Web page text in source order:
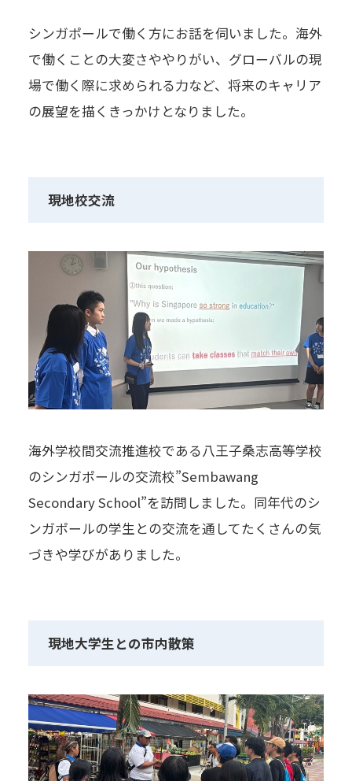
シンガポールで働く方にお話を伺いました。海外
で働くことの大変さややりがい、グローバルの現
場で働く際に求められる力など、将来のキャリア
の展望を描くきっかけとなりました。
現地校交流
海外学校間交流推進校である八王子桑志高等学校
のシンガポールの交流校”Sembawang
Secondary School”を訪問しました。同年代のシ
ンガポールの学生との交流を通してたくさんの気
づきや学びがありました。
現地大学生との市内散策